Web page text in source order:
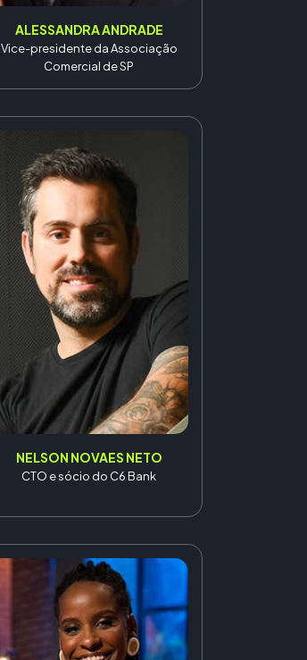
ALESSANDRA ANDRADE
Vice-presidente da Associação
Comercial de SP
NELSON NOVAES NETO
CTO e sócio do C6 Bank